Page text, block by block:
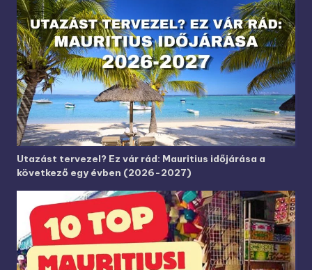
Utazást tervezel? Ez vár rád: Mauritius időjárása a
következő egy évben (2026-2027)